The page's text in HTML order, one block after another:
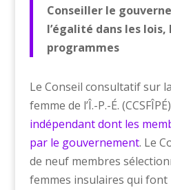
Conseiller le
l’égalité dans les
programmes
Le Conseil consultatif sur
femme de l’Î.-P.-É.
indépendant dont les
par le gouvernement. Le
de neuf membres
femmes insulaires qui font